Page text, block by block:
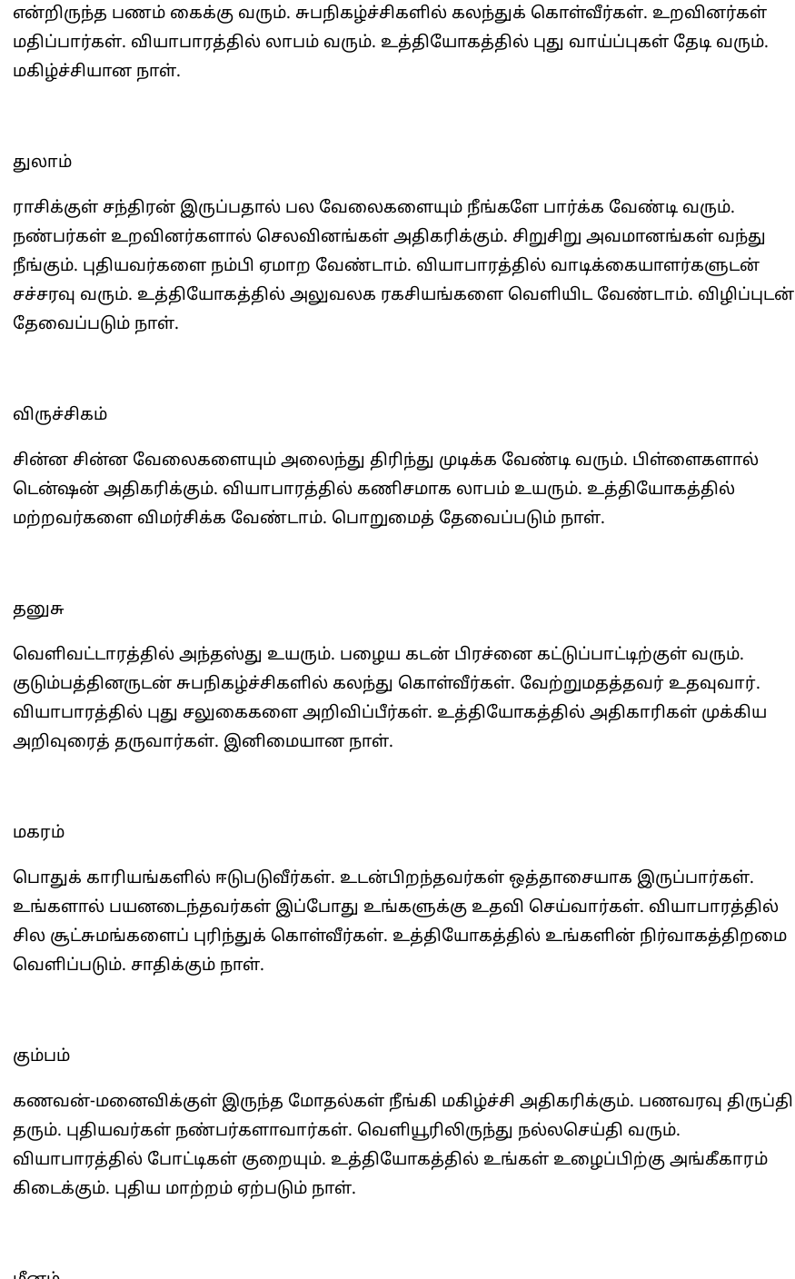
என்றிருந்த பணம் கைக்கு வரும். சுபநிகழ்ச்சிகளில் கலந்துக் கொள்வீர்கள். உறவினர்கள்
மதிப்பார்கள். வியாபாரத்தில் லாபம் வரும். உத்தியோகத்தில் புது வாய்ப்புகள் தேடி வரும்.
மகிழ்ச்சியான நாள்.
துலாம்
ராசிக்குள் சந்திரன் இருப்பதால் பல வேலைகளையும் நீங்களே பார்க்க வேண்டி வரும்.
நண்பர்கள் உறவினர்களால் செலவினங்கள் அதிகரிக்கும். சிறுசிறு அவமானங்கள் வந்து
நீங்கும். புதியவர்களை நம்பி ஏமாற வேண்டாம். வியாபாரத்தில் வாடிக்கையாளர்களுடன்
சச்சரவு வரும். உத்தியோகத்தில் அலுவலக ரகசியங்களை வெளியிட வேண்டாம்‌. விழிப்புடன்
தேவைப்படும் நாள்.
விருச்சிகம்
சின்ன சின்ன வேலைகளையும் அலைந்து திரிந்து முடிக்க வேண்டி வரும். பிள்ளைகளால்
டென்ஷன் அதிகரிக்கும். வியாபாரத்தில் கணிசமாக லாபம் உயரும். உத்தியோகத்தில்
மற்றவர்களை விமர்சிக்க வேண்டாம். பொறுமைத் தேவைப்படும் நாள்.
தனுசு
வெளிவட்டாரத்தில் அந்தஸ்து உயரும். பழைய கடன் பிரச்னை கட்டுப்பாட்டிற்குள் வரும்.
குடும்பத்தினருடன் சுபநிகழ்ச்சிகளில் கலந்து கொள்வீர்கள். வேற்றுமதத்தவர் உதவுவார்.
வியாபாரத்தில் புது சலுகைகளை அறிவிப்பீர்கள். உத்தியோகத்தில் அதிகாரிகள் முக்கிய
அறிவுரைத் தருவார்கள். இனிமையான நாள்.
மகரம்
பொதுக் காரியங்களில் ஈடுபடுவீர்கள். உடன்பிறந்தவர்கள் ஒத்தாசையாக இருப்பார்கள்.
உங்களால் பயனடைந்தவர்கள் இப்போது உங்களுக்கு உதவி செய்வார்கள். வியாபாரத்தில்
சில சூட்சுமங்களைப் புரிந்துக் கொள்வீர்கள். உத்தியோகத்தில் உங்களின் நிர்வாகத்திறமை
வெளிப்படும். சாதிக்கும் நாள்.
கும்பம்
கணவன்-மனைவிக்குள் இருந்த மோதல்கள் நீங்கி மகிழ்ச்சி அதிகரிக்கும். பணவரவு திருப்தி
தரும். புதியவர்கள் நண்பர்களாவார்கள். வெளியூரிலிருந்து நல்லசெய்தி வரும்.
வியாபாரத்தில் போட்டிகள் குறையும். உத்தியோகத்தில் உங்கள் உழைப்பிற்கு அங்கீகாரம்
கிடைக்கும். புதிய மாற்றம் ஏற்படும் நாள்.